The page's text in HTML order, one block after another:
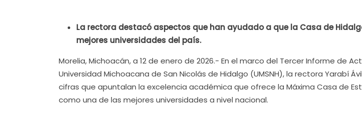
La rectora destacó aspectos que han ayudado a que la Casa de
mejores universidades del país.
Morelia, Michoacán, a 12 de enero de 2026.- En el marco del Tercer Informe de
Universidad Michoacana de San Nicolás de Hidalgo (UMSNH), la rectora Yarabí
cifras que apuntalan la excelencia académica que ofrece la Máxima Casa de
como una de las mejores universidades a nivel nacional.